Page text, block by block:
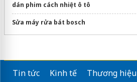
dán phim cách nhiệt ô tô
Sửa máy rửa bát bosch
Tin tức Kinh tế Thương hiệu